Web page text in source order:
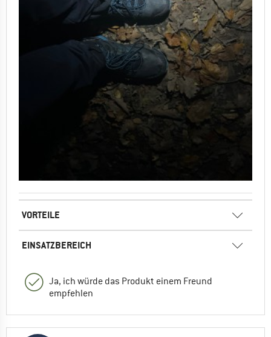
VORTEILE
EINSATZBEREICH
Ja, ich würde das Produkt einem Freund
empfehlen